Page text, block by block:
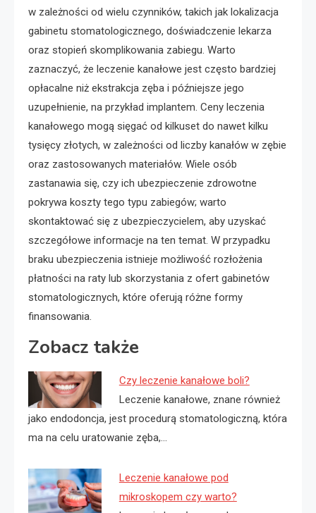
w zależności od wielu czynników, takich jak lokalizacja
gabinetu stomatologicznego, doświadczenie lekarza
oraz stopień skomplikowania zabiegu. Warto
zaznaczyć, że leczenie kanałowe jest często bardziej
opłacalne niż ekstrakcja zęba i późniejsze jego
uzupełnienie, na przykład implantem. Ceny leczenia
kanałowego mogą sięgać od kilkuset do nawet kilku
tysięcy złotych, w zależności od liczby kanałów w zębie
oraz zastosowanych materiałów. Wiele osób
zastanawia się, czy ich ubezpieczenie zdrowotne
pokrywa koszty tego typu zabiegów; warto
skontaktować się z ubezpieczycielem, aby uzyskać
szczegółowe informacje na ten temat. W przypadku
braku ubezpieczenia istnieje możliwość rozłożenia
płatności na raty lub skorzystania z ofert gabinetów
stomatologicznych, które oferują różne formy
finansowania.
Zobacz także
Czy leczenie kanałowe boli?
Leczenie kanałowe, znane również
jako endodoncja, jest procedurą stomatologiczną, która
ma na celu uratowanie zęba,…
Leczenie kanałowe pod
mikroskopem czy warto?